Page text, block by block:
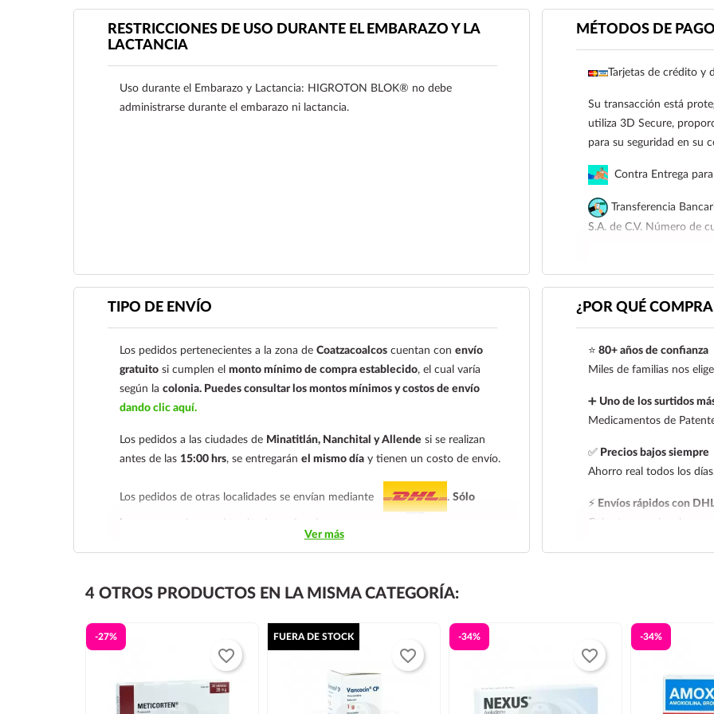
• Trastornos arteriales
aclaramiento de
más de 1.8 mg/100 ml).
• Feocromocitoma no
• Hipersensibilidad
• Trastornos de
hiponatremia,
• Gota.
La administración
diltiazem u otros anti-
cuidados intensivos).
Reporte las sospechas
RESTRICCIONES DE USO DURANTE EL EMBARAZO Y LA
LACTANCIA
Uso durante el Embarazo y Lactancia: HIGROTON BLOK® no debe
administrarse durante el embarazo ni lactancia.
Ver más
MÉTODOS DE PAGO
Tarjetas de crédito y
Su transacción está
utiliza 3D Secure,
para su seguridad en su
Contra Entrega para
Transferencia
S.A. de C.V. Número de
Para esta forma de
siguiente correo
921 261 8491
TIPO DE ENVÍO
Los pedidos pertenecientes a la zona deCoatzacoalcos cuentan conenvío
gratuito si cumplen elmonto mínimo de compra establecido, el cual varía
según lacolonia. Puedes consultar los montos mínimos y costos de envío
dando clic aquí.
Los pedidos a las ciudades de Minatitlán, Nanchital y Allende si se realizan
antes de las 15:00 hrs, se entregaránel mismo día y tienen un costo de envío.
Los pedidos de otras localidades se envían mediante .Sólo
Tenemos dos tarifas dependiendo del tiempo de entrega:tarifa nacional al día
deben realizarseantes de las 14:00 hrs.El tiempo de entrega de la tarifa
En los
productos refrigerados siempre se debe seleccionar la tarifa nacional
, ya que son productos de cadena de frío. Todos los productos se
envían en una caja térmica con gel refrigerante.
Ver más
¿POR QUÉ
⭐ 80+ años de confianza
Miles de familias nos
➕ Uno de los surtidos
Medicamentos de
✅Precios bajos siempre
Ahorro real todos los
⚡ Envíos rápidos con
Cobertura nacional con
4 OTROS PRODUCTOS EN LA MISMA CATEGORÍA:
-27%
favorite_border
FUERA DE STOCK
favorite_border
-34%
favorite_border
-34%